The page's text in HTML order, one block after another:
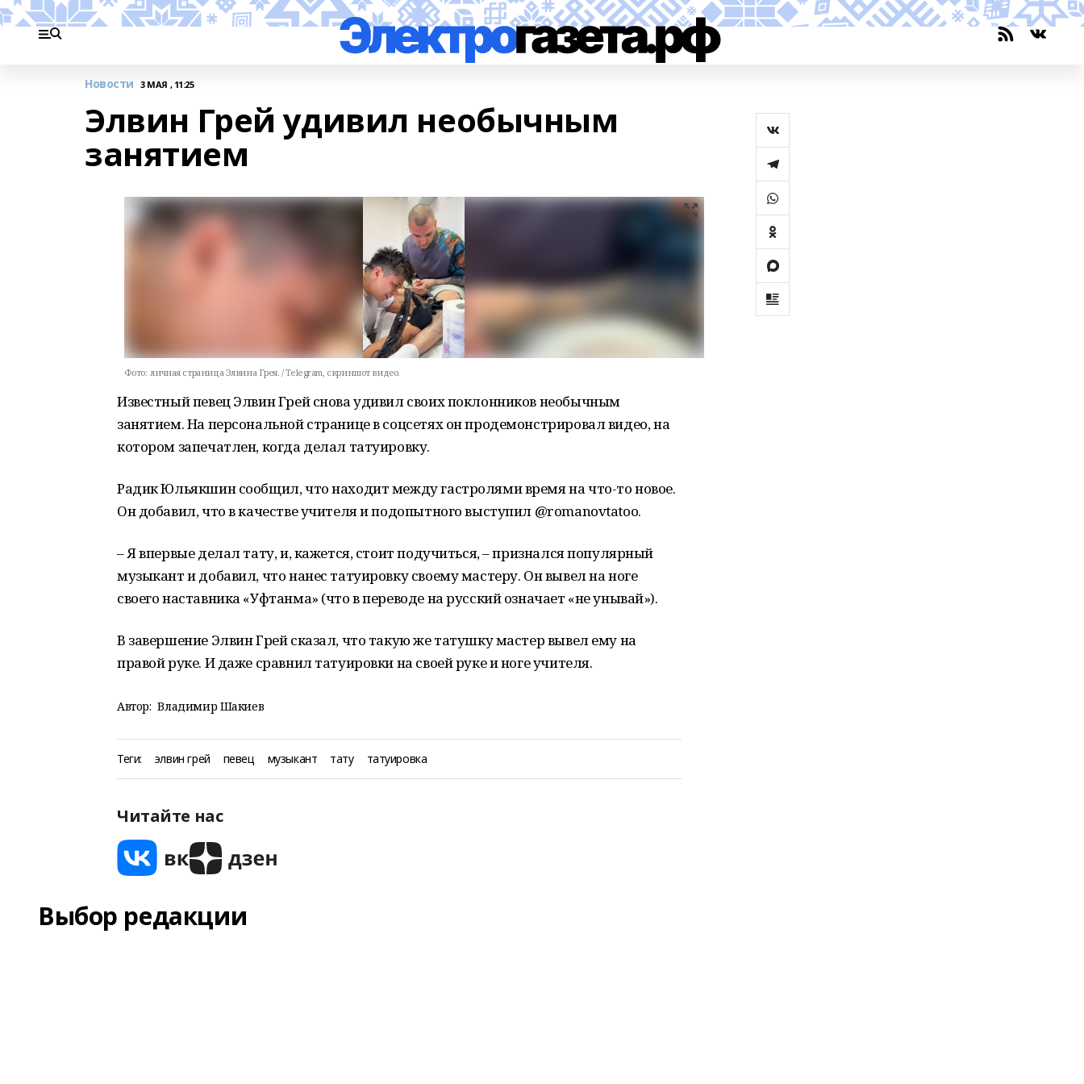
Новости 3 МАЯ , 11:25
Элвин Грей удивил необычным
занятием
Фото: личная страница Элвина Грея. / Telegram, скриншот видео.
Известный певец Элвин Грей снова удивил своих поклонников необычным
занятием. На персональной странице в соцсетях он продемонстрировал видео, на
котором запечатлен, когда делал татуировку.
Радик Юльякшин сообщил, что находит между гастролями время на что-то новое.
Он добавил, что в качестве учителя и подопытного выступил @romanovtatoo.
– Я впервые делал тату, и, кажется, стоит подучиться, – признался популярный
музыкант и добавил, что нанес татуировку своему мастеру. Он вывел на ноге
своего наставника «Уфтанма» (что в переводе на русский означает «не унывай»).
В завершение Элвин Грей сказал, что такую же татушку мастер вывел ему на
правой руке. И даже сравнил татуировки на своей руке и ноге учителя.
Автор: Владимир Шакиев
Теги: элвин грей певец музыкант тату татуировка
Читайте нас
Выбор редакции